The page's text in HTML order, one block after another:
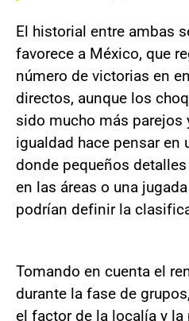
El historial entre ambas
favorece a México, que
número de victorias en
directos, aunque los
sido mucho más parejos
igualdad hace pensar en
donde pequeños
en las áreas o una
podrían definir la
Tomando en cuenta el
durante la fase de
el factor de la localía y